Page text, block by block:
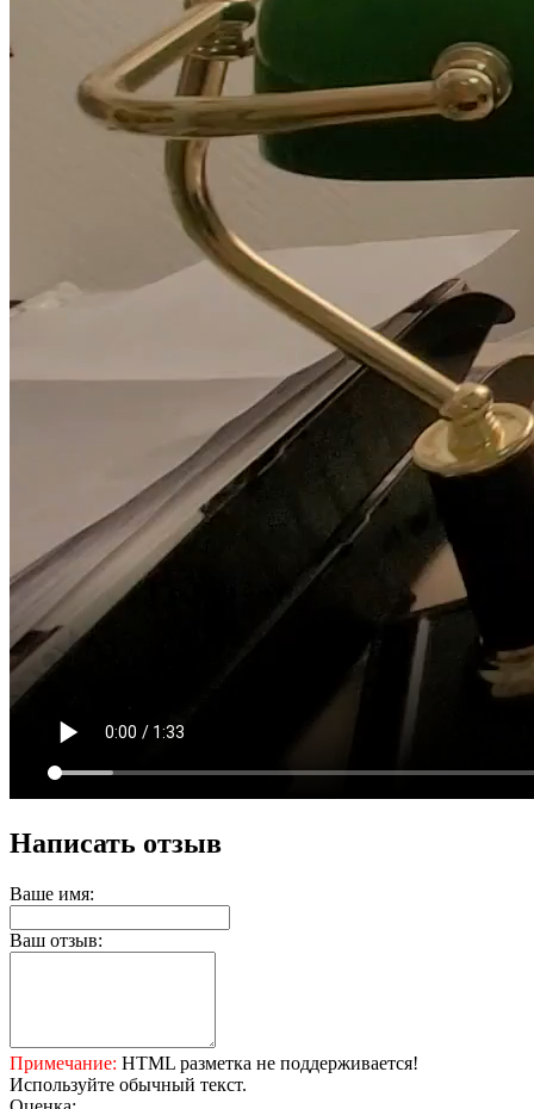
Написать отзыв
Ваше имя:
Ваш отзыв:
Примечание: HTML разметка не поддерживается!
Используйте обычный текст.